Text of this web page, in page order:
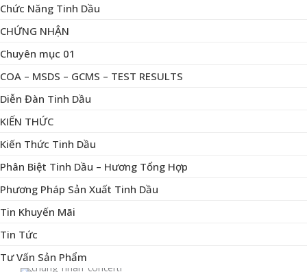
Chức Năng Tinh Dầu
CHỨNG NHẬN
Chuyên mục 01
COA – MSDS – GCMS – TEST RESULTS
Diễn Đàn Tinh Dầu
KIẾN THỨC
Kiến Thức Tinh Dầu
Phân Biệt Tinh Dầu – Hương Tổng Hợp
Phương Pháp Sản Xuất Tinh Dầu
Tin Khuyến Mãi
Tin Tức
Tư Vấn Sản Phẩm